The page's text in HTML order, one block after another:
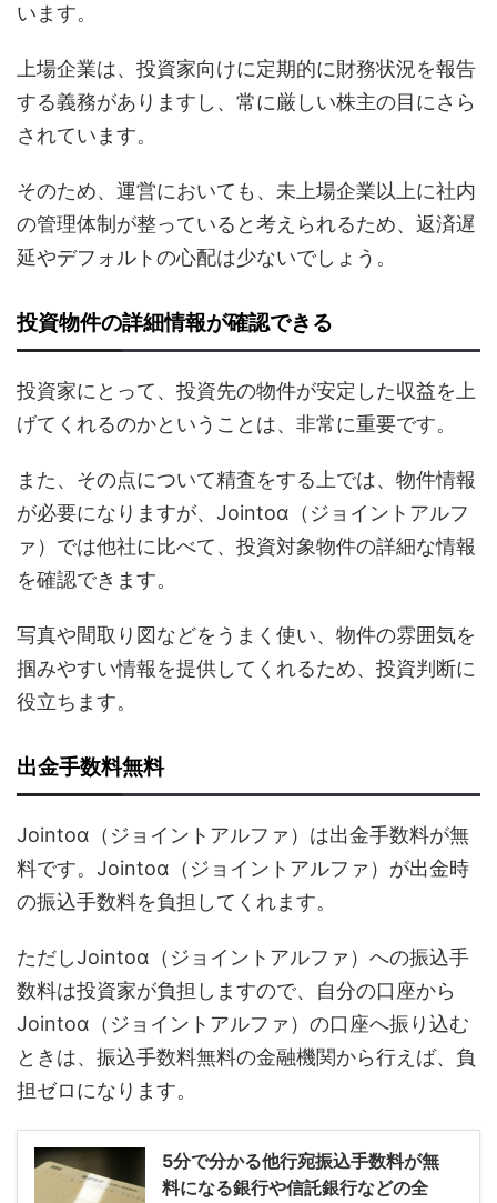
います。
上場企業は、投資家向けに定期的に財務状況を報告
する義務がありますし、常に厳しい株主の目にさら
されています。
そのため、運営においても、未上場企業以上に社内
の管理体制が整っていると考えられるため、返済遅
延やデフォルトの心配は少ないでしょう。
投資物件の詳細情報が確認できる
投資家にとって、投資先の物件が安定した収益を上
げてくれるのかということは、非常に重要です。
また、その点について精査をする上では、物件情報
が必要になりますが、Jointoα（ジョイントアルフ
ァ）では他社に比べて、投資対象物件の詳細な情報
を確認できます。
写真や間取り図などをうまく使い、物件の雰囲気を
掴みやすい情報を提供してくれるため、投資判断に
役立ちます。
出金手数料無料
Jointoα（ジョイントアルファ）は出金手数料が無
料です。Jointoα（ジョイントアルファ）が出金時
の振込手数料を負担してくれます。
ただしJointoα（ジョイントアルファ）への振込手
数料は投資家が負担しますので、自分の口座から
Jointoα（ジョイントアルファ）の口座へ振り込む
ときは、振込手数料無料の金融機関から行えば、負
担ゼロになります。
5分で分かる他行宛振込手数料が無
料になる銀行や信託銀行などの全